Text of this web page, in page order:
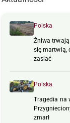
Polska
Żniwa
się martwią,
zasiać
Polska
Tragedia na
zmarł